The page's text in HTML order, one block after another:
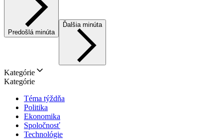
Predošlá minúta
Ďalšia minúta
Kategórie
Kategórie
Téma týždňa
Politika
Ekonomika
Spoločnosť
Technológie